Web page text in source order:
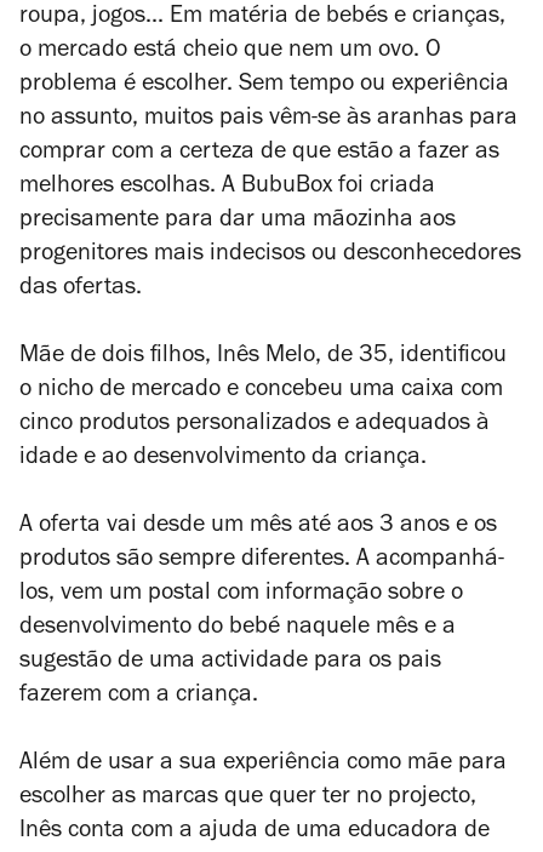
roupa, jogos... Em matéria de bebés e crianças,
o mercado está cheio que nem um ovo. O
problema é escolher. Sem tempo ou experiência
no assunto, muitos pais vêm-se às aranhas para
comprar com a certeza de que estão a fazer as
melhores escolhas. A BubuBox foi criada
precisamente para dar uma mãozinha aos
progenitores mais indecisos ou desconhecedores
das ofertas.
Mãe de dois filhos, Inês Melo, de 35, identificou
o nicho de mercado e concebeu uma caixa com
cinco produtos personalizados e adequados à
idade e ao desenvolvimento da criança.
A oferta vai desde um mês até aos 3 anos e os
produtos são sempre diferentes. A acompanhá-
los, vem um postal com informação sobre o
desenvolvimento do bebé naquele mês e a
sugestão de uma actividade para os pais
fazerem com a criança.
Além de usar a sua experiência como mãe para
escolher as marcas que quer ter no projecto,
Inês conta com a ajuda de uma educadora de